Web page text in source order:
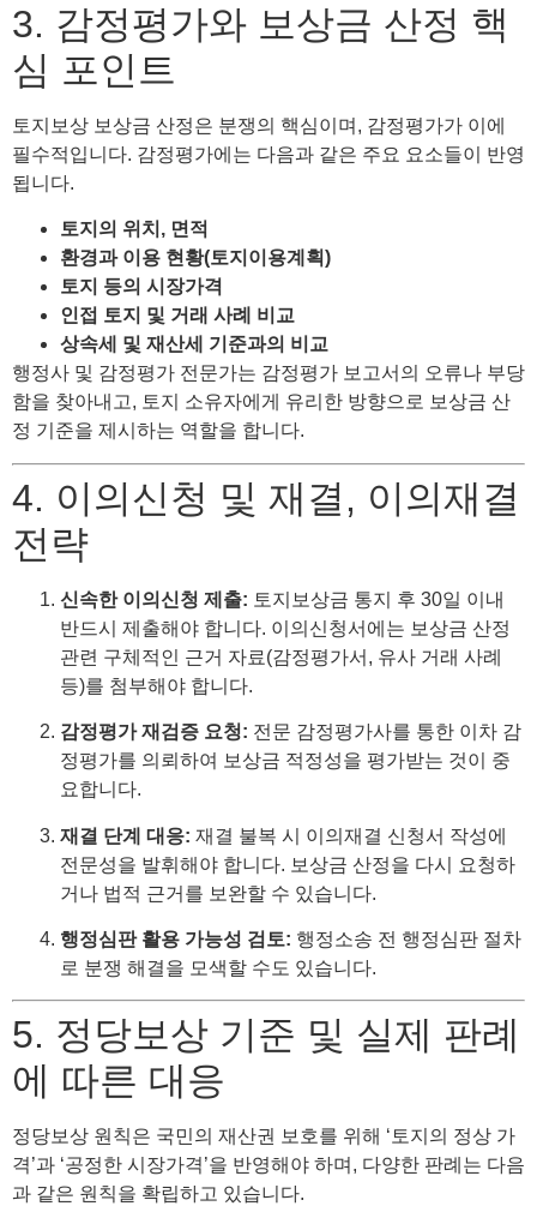
3. 감정평가와 보상금 산정 핵
심 포인트
토지보상 보상금 산정은 분쟁의 핵심이며, 감정평가가 이에
필수적입니다. 감정평가에는 다음과 같은 주요 요소들이 반영
됩니다.
토지의 위치, 면적
환경과 이용 현황(토지이용계획)
토지 등의 시장가격
인접 토지 및 거래 사례 비교
상속세 및 재산세 기준과의 비교
행정사 및 감정평가 전문가는 감정평가 보고서의 오류나 부당
함을 찾아내고, 토지 소유자에게 유리한 방향으로 보상금 산
정 기준을 제시하는 역할을 합니다.
4. 이의신청 및 재결, 이의재결
전략
신속한 이의신청 제출: 토지보상금 통지 후 30일 이내
반드시 제출해야 합니다. 이의신청서에는 보상금 산정
관련 구체적인 근거 자료(감정평가서, 유사 거래 사례
등)를 첨부해야 합니다.
감정평가 재검증 요청: 전문 감정평가사를 통한 이차 감
정평가를 의뢰하여 보상금 적정성을 평가받는 것이 중
요합니다.
재결 단계 대응: 재결 불복 시 이의재결 신청서 작성에
전문성을 발휘해야 합니다. 보상금 산정을 다시 요청하
거나 법적 근거를 보완할 수 있습니다.
행정심판 활용 가능성 검토: 행정소송 전 행정심판 절차
로 분쟁 해결을 모색할 수도 있습니다.
5. 정당보상 기준 및 실제 판례
에 따른 대응
정당보상 원칙은 국민의 재산권 보호를 위해 ‘토지의 정상 가
격’과 ‘공정한 시장가격’을 반영해야 하며, 다양한 판례는 다음
과 같은 원칙을 확립하고 있습니다.